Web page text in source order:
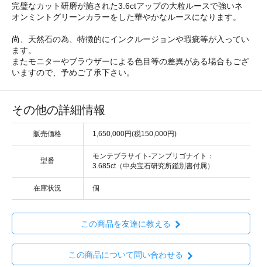
完璧なカット研磨が施された3.6ctアップの大粒ルースで強いネ
オンミントグリーンカラーをした華やかなルースになります。
尚、天然石の為、特徴的にインクルージョンや瑕疵等が入ってい
ます。
またモニターやブラウザーによる色目等の差異がある場合もござ
いますので、予めご了承下さい。
その他の詳細情報
販売価格 1,650,000円(税150,000円)
型番
モンテブラサイト-アンブリゴナイト：
3.685ct（中央宝石研究所鑑別書付属）
在庫状況 個
この商品を友達に教える
この商品について問い合わせる